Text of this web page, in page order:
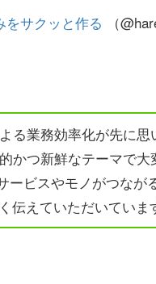
サクッと作る （
る業務効率化が先に
かつ新鮮なテーマで
ビスやモノがつなが
えていただいていま